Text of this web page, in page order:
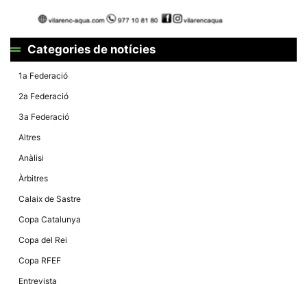
Categories de notícies
1a Federació
2a Federació
3a Federació
Altres
Anàlisi
Àrbitres
Calaix de Sastre
Copa Catalunya
Copa del Rei
Copa RFEF
Entrevista
desapareixeran
del lloc web.